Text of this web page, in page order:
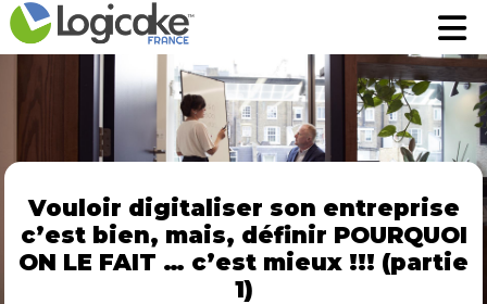
Fonctionnalités
Tarifs
A propos
Prenez rendez-vous pour une démo
Robin assistant AI
Vouloir digitaliser son entreprise
c’est bien, mais, définir POURQUOI
ON LE FAIT … c’est mieux !!! (partie
1)
Fonctionnalités
Tarifs
A propos
Prenez rendez-vous pour une démo
Robin assistant AI